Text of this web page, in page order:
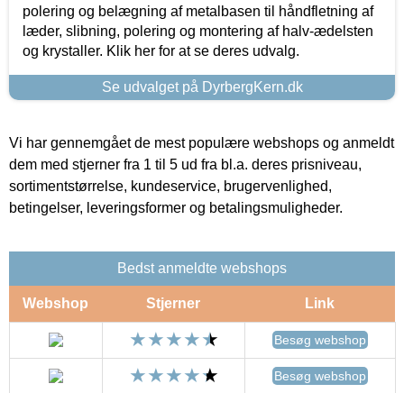
polering og belægning af metalbasen til håndfletning af
læder, slibning, polering og montering af halv-ædelsten
og krystaller. Klik her for at se deres udvalg.
Se udvalget på DyrbergKern.dk
Vi har gennemgået de mest populære webshops og anmeldt
dem med stjerner fra 1 til 5 ud fra bl.a. deres prisniveau,
sortimentstørrelse, kundeservice, brugervenlighed,
betingelser, leveringsformer og betalingsmuligheder.
Bedst anmeldte webshops
Webshop Stjerner Link
Besøg webshop
Besøg webshop